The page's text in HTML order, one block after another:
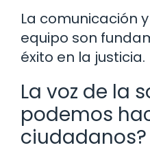
La comunicación
equipo son
éxito en la justicia.
La voz de la
podemos
ciudadanos?